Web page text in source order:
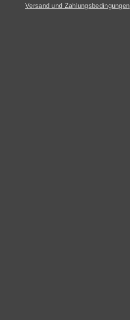
Versand und Zahlungsbedingungen